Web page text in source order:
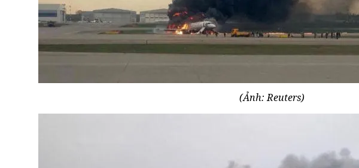
(Ảnh: Reuters)